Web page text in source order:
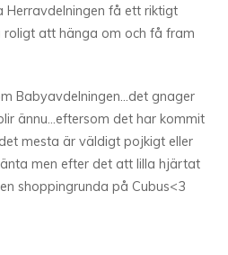
få ett riktigt
roligt att hänga om och få fram
Babyavdelningen…det gnager
ännu…eftersom det har kommit
mesta är väldigt pojkigt eller
men efter det att lilla hjärtat
shoppingrunda på Cubus<3